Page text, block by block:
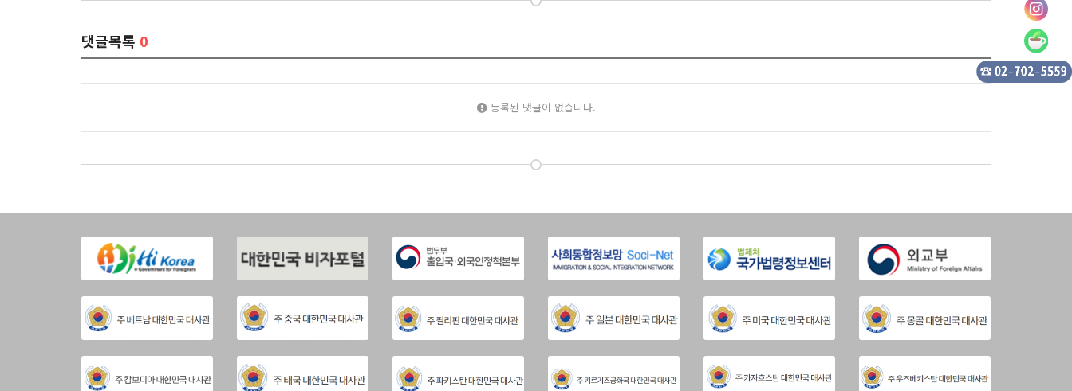
댓글목록 0
등록된 댓글이 없습니다.